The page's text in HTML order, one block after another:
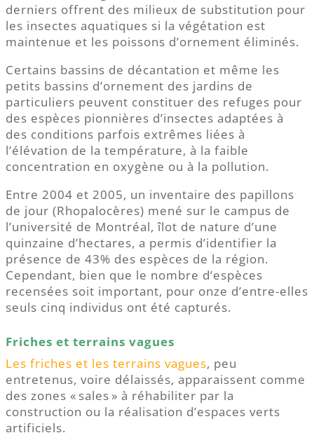
derniers offrent des milieux de substitution pour
les insectes aquatiques si la végétation est
maintenue et les poissons d’ornement éliminés.
Certains bassins de décantation et même les
petits bassins d’ornement des jardins de
particuliers peuvent constituer des refuges pour
des espèces pionnières d’insectes adaptées à
des conditions parfois extrêmes liées à
l’élévation de la température, à la faible
concentration en oxygène ou à la pollution.
Entre 2004 et 2005, un inventaire des papillons
de jour (Rhopalocères) mené sur le campus de
l’université de Montréal, îlot de nature d’une
quinzaine d’hectares, a permis d’identifier la
présence de 43% des espèces de la région.
Cependant, bien que le nombre d’espèces
recensées soit important, pour onze d’entre-elles
seuls cinq individus ont été capturés.
Friches et terrains vagues
Les friches et les terrains vagues, peu
entretenus, voire délaissés, apparaissent comme
des zones « sales » à réhabiliter par la
construction ou la réalisation d’espaces verts
artificiels.